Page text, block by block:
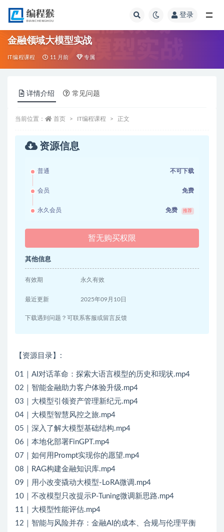
登录
金融领域大模型实战
IT编程课程 11 月前 专属
详情介绍 常见问题
当前位置： 首页 IT编程课程 正文
资源信息
普通 不可下载
会员 免费
永久会员 免费 推荐
暂无购买权限
其他信息
有效期 永久有效
最近更新 2025年09月10日
下载遇到问题？可联系客服或留言反馈
【资源目录】:
01｜AI对话革命：探索大语言模型的历史和现状.mp4
02｜智能金融助力客户体验升级.mp4
03｜大模型引领资产管理新纪元.mp4
04｜大模型智慧风控之旅.mp4
05｜深入了解大模型基础结构.mp4
06｜本地化部署FinGPT.mp4
07｜如何用Prompt实现你的愿望.mp4
08｜RAG构建金融知识库.mp4
09｜用小改变撬动大模型-LoRA微调.mp4
10｜不改模型只改提示P-Tuning微调新思路.mp4
11｜大模型性能评估.mp4
12｜智能与风险并存：金融AI的成本、合规与伦理平衡